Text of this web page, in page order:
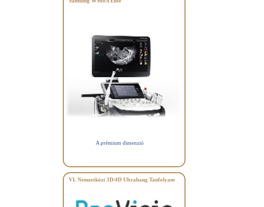
A prémium dimenzió
VI. Nemzetközi 3D/4D Ultrahang Tanfolyam